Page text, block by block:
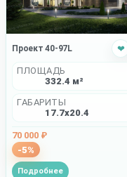
Проект 40-97L ❤
ПЛОЩАДЬ
332.4 м²
ГАБАРИТЫ
17.7x20.4
70 000 ₽
-5%
Подробнее